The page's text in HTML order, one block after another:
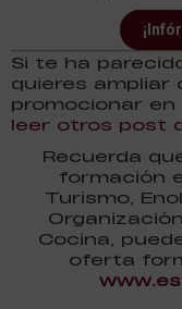
Si te ha
quieres ampliar
promocionar
leer otros post
Recuerda
formación
Turismo,
Cocina,
oferta